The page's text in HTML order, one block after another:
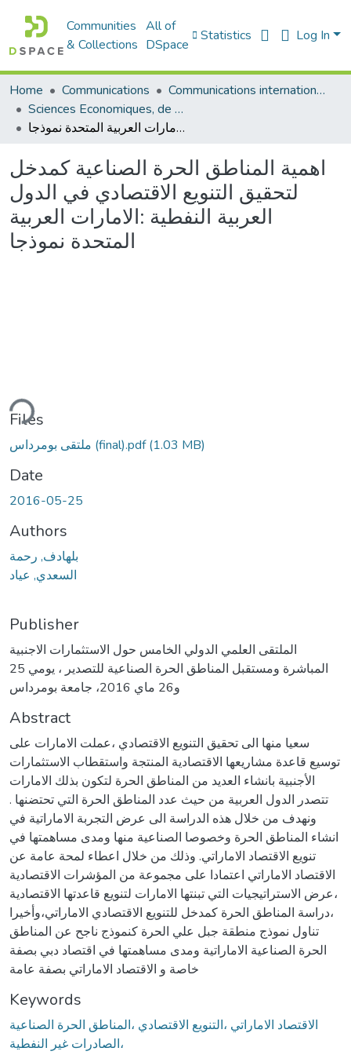
Communities
& Collections
All of
DSpace
Statistics Log In
Home Communications
Communications internationales (مداخلات دولية)
Sciences Economiques, de Gestion et Commerciales - العلوم الإقتصادية و التجارية و علوم التسيير
اهمية المناطق الحرة الصناعية كمدخل لتحقيق التنويع الاقتصادي في الدول العربية النفطية :الامارات العربية المتحدة نموذجا
اهمية المناطق الحرة الصناعية كمدخل
لتحقيق التنويع الاقتصادي في الدول
العربية النفطية :الامارات العربية
المتحدة نموذجا
Files
ملتقى بومرداس (final).pdf(1.03 MB)
Date
2016-05-25
Authors
بلهادف, رحمة
السعدي, عياد
Publisher
الملتقى العلمي الدولي الخامس حول الاستثمارات الاجنبية
المباشرة ومستقبل المناطق الحرة الصناعية للتصدير ، يومي 25
و26 ماي 2016، جامعة بومرداس
Abstract
سعيا منها الى تحقيق التنويع الاقتصادي ،عملت الامارات على
توسيع قاعدة مشاريعها الاقتصادية المنتجة واستقطاب الاستثمارات
الأجنبية بانشاء العديد من المناطق الحرة لتكون بذلك الامارات
تتصدر الدول العربية من حيث عدد المناطق الحرة التي تحتضنها .
ونهدف من خلال هذه الدراسة الى عرض التجربة الاماراتية في
انشاء المناطق الحرة وخصوصا الصناعية منها ومدى مساهمتها في
تنويع الاقتصاد الاماراتي. وذلك من خلال اعطاء لمحة عامة عن
الاقتصاد الاماراتي اعتمادا على مجموعة من المؤشرات الاقتصادية
،عرض الاستراتيجيات التي تبنتها الامارات لتنويع قاعدتها الاقتصادية
،دراسة المناطق الحرة كمدخل للتنويع الاقتصادي الاماراتي،وأخيرا
تناول نموذج منطقة جبل علي الحرة كنموذج ناجح عن المناطق
الحرة الصناعية الاماراتية ومدى مساهمتها في اقتصاد دبي بصفة
خاصة و الاقتصاد الاماراتي بصفة عامة
Keywords
الاقتصاد الاماراتي ،التنويع الاقتصادي ،المناطق الحرة الصناعية
،الصادرات غير النفطية